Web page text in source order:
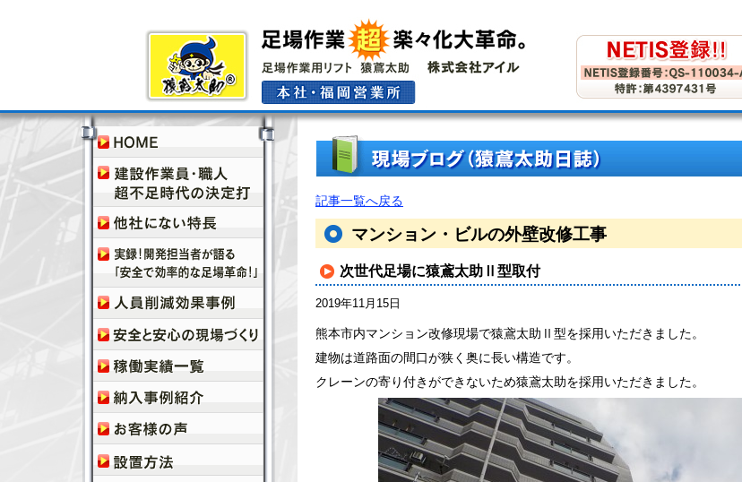
記事一覧へ戻る
マンション・ビルの外壁改修工事
次世代足場に猿鳶太助Ⅱ型取付
2019年11月15日
熊本市内マンション改修現場で猿鳶太助Ⅱ型を採用いただきました。
建物は道路面の間口が狭く奥に長い構造です。
クレーンの寄り付きができないため猿鳶太助を採用いただきました。